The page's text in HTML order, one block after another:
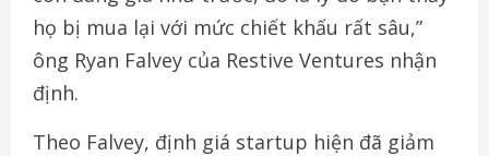
họ bị mua lại với mức chiết khấu rất sâu,”
ông Ryan Falvey của Restive Ventures nhận
định.
Theo Falvey, định giá startup hiện đã giảm